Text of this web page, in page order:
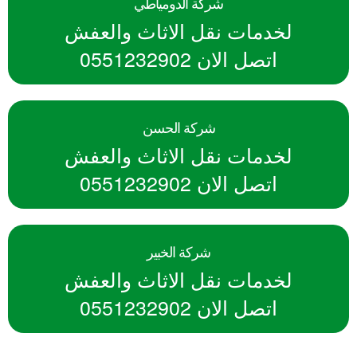
لخدمات نقل الاثاث والعفش
اتصل الان 0551232902
شركة الحسن
لخدمات نقل الاثاث والعفش
اتصل الان 0551232902
شركة الخبير
لخدمات نقل الاثاث والعفش
اتصل الان 0551232902